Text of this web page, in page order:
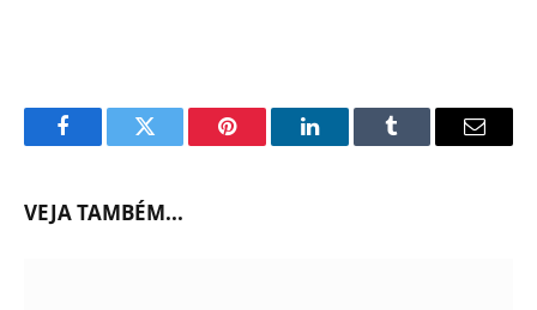
FacebookTwitter Pinterest LinkedInTumblr Email
VEJA TAMBÉM...